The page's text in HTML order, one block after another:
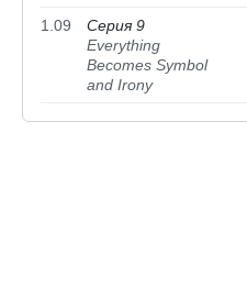
1.09
Серия 9
Everything
Becomes Symbol
and Irony